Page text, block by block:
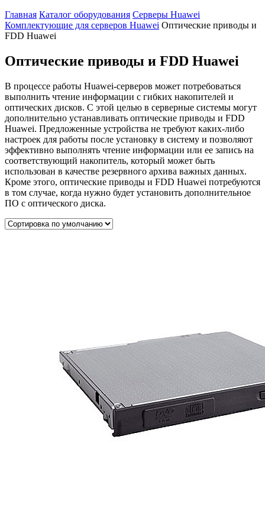
Главная Каталог оборудования Серверы Huawei
Комплектующие для серверов Huawei Оптические приводы и
FDD Huawei
Оптические приводы и FDD Huawei
В процессе работы Huawei-серверов может потребоваться
выполнить чтение информации с гибких накопителей и
оптических дисков. С этой целью в серверные системы могут
дополнительно устанавливать оптические приводы и FDD
Huawei. Предложенные устройства не требуют каких-либо
настроек для работы после установку в систему и позволяют
эффективно выполнять чтение информации или ее запись на
соответствующий накопитель, который может быть
использован в качестве резервного архива важных данных.
Кроме этого, оптические приводы и FDD Huawei потребуются
в том случае, когда нужно будет установить дополнительное
ПО с оптического диска.